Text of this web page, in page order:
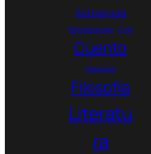
Autoayuda
Bibliotecología Cine
Cuento
Depresión
Filosofía
Literatu
ra